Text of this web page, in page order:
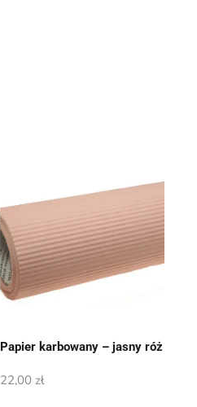
Papier karbowany – jasny róż
22,00 zł